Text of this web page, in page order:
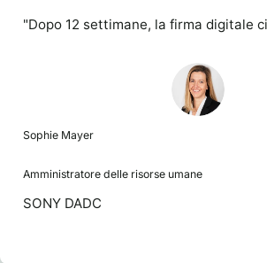
"Dopo 12 settimane, la firma digitale
Sophie Mayer
Amministratore delle risorse umane
SONY DADC